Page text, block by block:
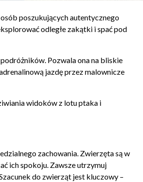
poszukujących autentycznego
odległe zakątki i spać pod
Pozwala ona na bliskie
jazdę przez malownicze
widoków z lotu ptaka i
zachowania. Zwierzęta są w
ich spokoju. Zawsze utrzymuj
do zwierząt jest kluczowy –